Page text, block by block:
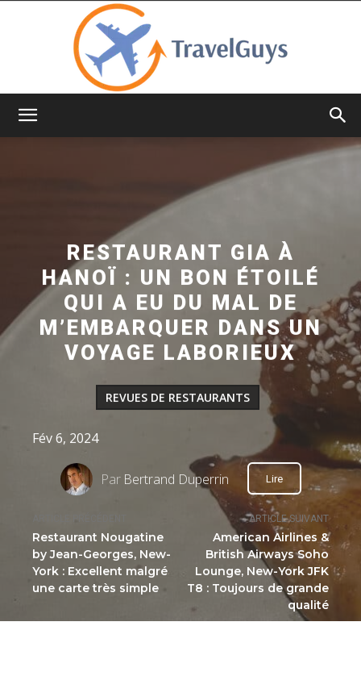
Restaurant Nougatine
by Jean-Georges, New-
York : Excellent malgré
une carte très simple
ARTICLE SUIVANT
American Airlines &
British Airways Soho
Lounge, New-York JFK
T8 : Toujours de grande
qualité
RESTAURANT GIA À
HANOÏ : UN BON ÉTOILÉ
QUI A EU DU MAL DE
M’EMBARQUER DANS UN
VOYAGE LABORIEUX
REVUES DE RESTAURANTS
Fév 6, 2024
Par Bertrand Duperrin Lire